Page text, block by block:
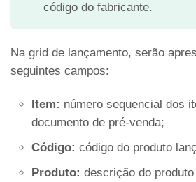
código do fabricante.
Na grid de lançamento, serão
seguintes campos:
Item: número sequencial dos
documento de pré-venda;
Código: código do produto
Produto: descrição do